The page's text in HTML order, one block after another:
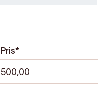
Pris*
500,00